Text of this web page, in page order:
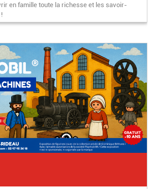
en famille toute la richesse et les savoir-